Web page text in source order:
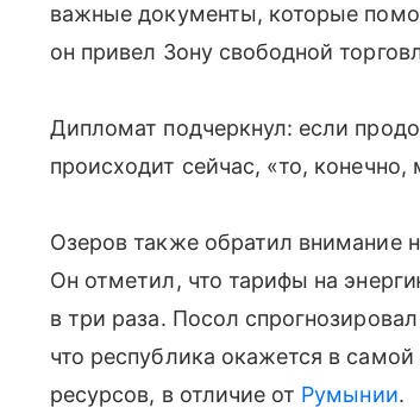
важные документы, которые
он привел Зону свободной
Дипломат подчеркнул: если
происходит сейчас, «то,
Озеров также обратил внимание
Он отметил, что тарифы на
в три раза. Посол
что республика окажется в
ресурсов, в отличие от Румынии.